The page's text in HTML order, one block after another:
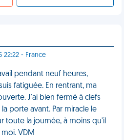
22:22 - France
pendant neuf heures,
fatiguée. En rentrant, ma
J'ai bien fermé à clefs
porte avant. Par miracle le
toute la journée, à moins qu'il
VDM